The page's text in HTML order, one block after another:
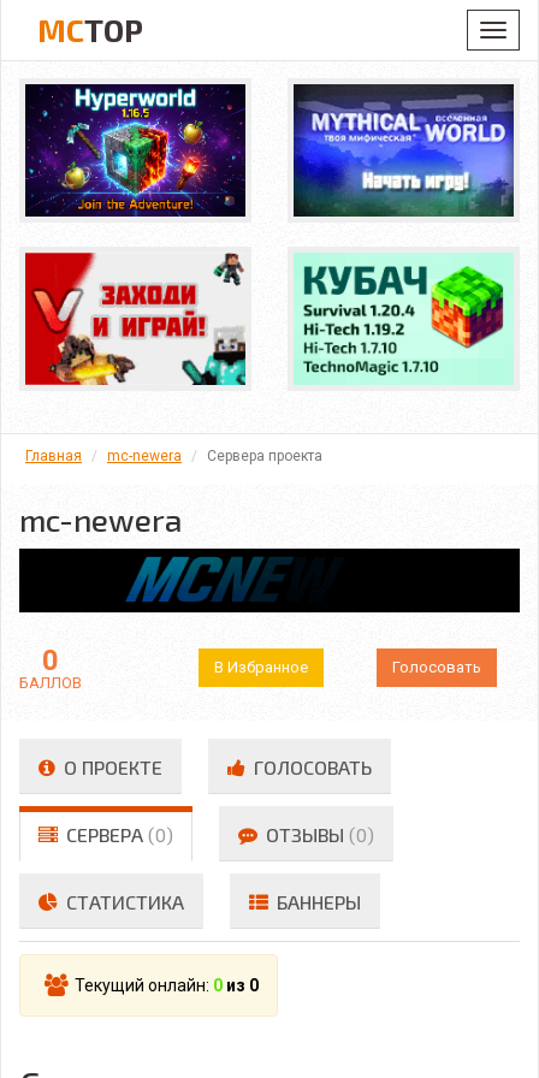
MCTOP
Главная mc-newera Сервера проекта
mc-newera
0
БАЛЛОВ
В Избранное Голосовать
О ПРОЕКТЕ ГОЛОСОВАТЬ
СЕРВЕРА (0) ОТЗЫВЫ (0)
СТАТИСТИКА БАННЕРЫ
Текущий онлайн: 0 из 0